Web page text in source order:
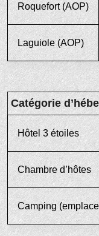
Roquefort (AOP)
Laguiole (AOP)
Catégorie
Hôtel 3 étoiles
Chambre d’hôtes
Camping